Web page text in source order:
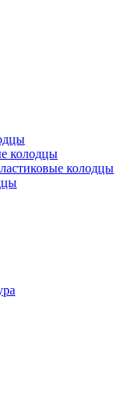
колодцы
колодцы